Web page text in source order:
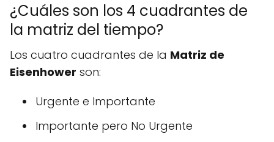
¿Cuáles son los 4 cuadrantes de
la matriz del tiempo?
Los cuatro cuadrantes de la Matriz de
Eisenhower son:
Urgente e Importante
Importante pero No Urgente